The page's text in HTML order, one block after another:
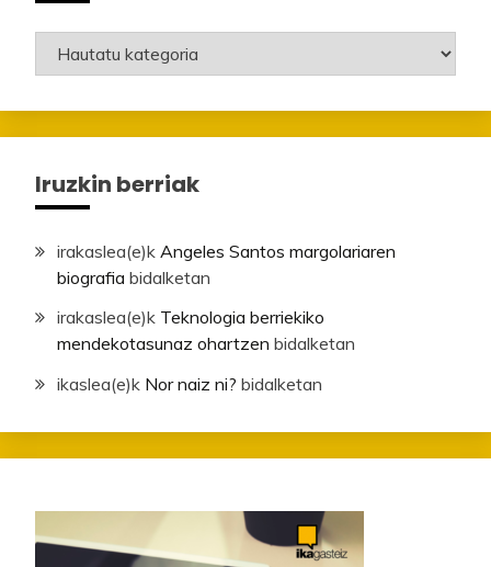
Mailak
Iruzkin berriak
irakaslea(e)k Angeles Santos margolariaren
biografia bidalketan
irakaslea(e)k Teknologia berriekiko
mendekotasunaz ohartzen bidalketan
ikaslea(e)k Nor naiz ni? bidalketan